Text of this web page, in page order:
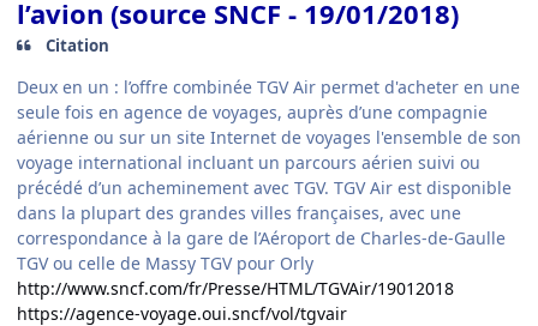
l’avion (source SNCF - 19/01/2018)
Citation
Deux en un : l’offre combinée TGV Air permet d'acheter en une
seule fois en agence de voyages, auprès d’une compagnie
aérienne ou sur un site Internet de voyages l'ensemble de son
voyage international incluant un parcours aérien suivi ou
précédé d’un acheminement avec TGV. TGV Air est disponible
dans la plupart des grandes villes françaises, avec une
correspondance à la gare de l’Aéroport de Charles-de-Gaulle
TGV ou celle de Massy TGV pour Orly
http://www.sncf.com/fr/Presse/HTML/TGVAir/19012018
https://agence-voyage.oui.sncf/vol/tgvair